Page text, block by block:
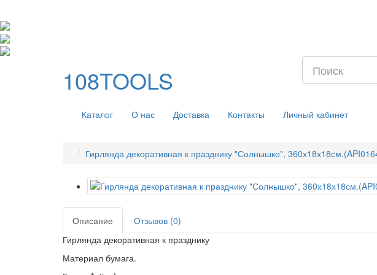
108TOOLS
Каталог О нас Доставка Контакты Личный кабинет
Гирлянда декоративная к празднику "Солнышко",
Описание
Отзывов (0)
Гирлянда декоративная к празднику
Материал бумага.